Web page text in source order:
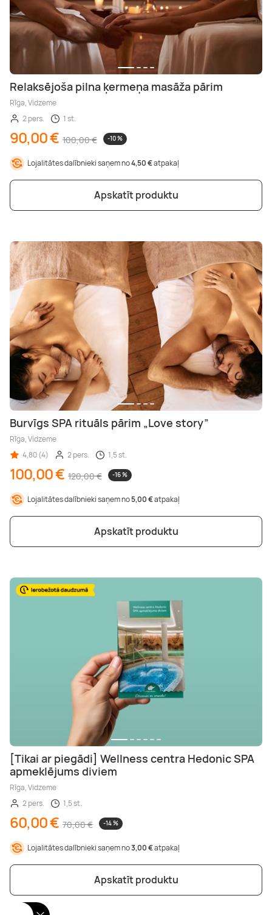
Relaksējoša pilna ķermeņa masāža pārim
Rīga, Vidzeme
2 pers.
1 st.
90,00 € 100,00 € -10 %
Lojalitātes dalībnieki saņem no4,50 €atpakaļ
Apskatīt produktu
Burvīgs SPA rituāls pārim „Love story”
Rīga, Vidzeme
4,80 (4)
2 pers. 1,5 st.
100,00 € 120,00 € -16 %
Lojalitātes dalībnieki saņem no5,00 €atpakaļ
Apskatīt produktu
[Tikai ar piegādi] Wellness centra Hedonic SPA
apmeklējums diviem
Rīga, Vidzeme
2 pers.
1,5 st.
60,00 € 70,00 € -14 %
Lojalitātes dalībnieki saņem no3,00 €atpakaļ
Apskatīt produktu